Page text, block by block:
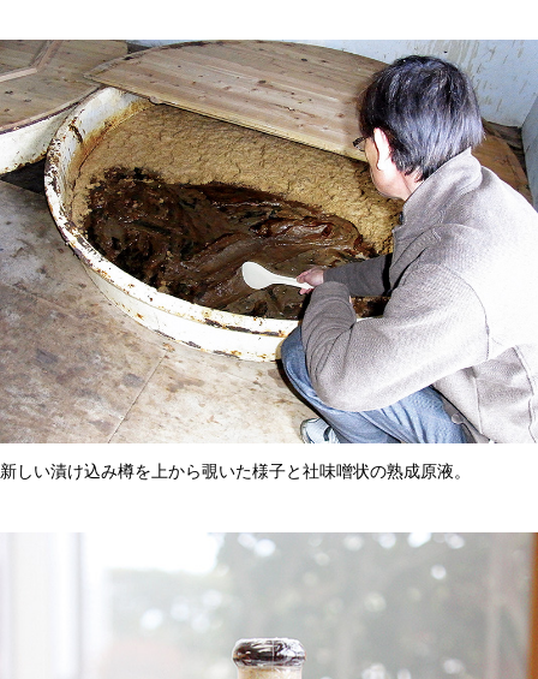
新しい漬け込み樽を上から覗いた様子と社味噌状の熟成原液。